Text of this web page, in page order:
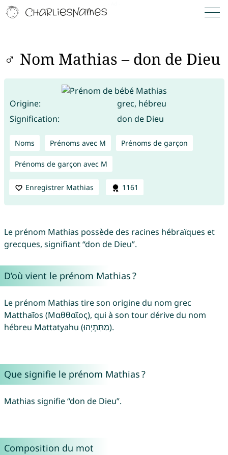
♂ Nom Mathias – don de Dieu
Origine:
grec, hébreu
Signification:
don de Dieu
Noms Prénoms avec M Prénoms de garçon
Prénoms de garçon avec M
Enregistrer Mathias 1161
Le prénom Mathias possède des racines hébraïques et
grecques, signifiant “don de Dieu”.
D’où vient le prénom Mathias ?
Le prénom Mathias tire son origine du nom grec
Matthaĩos (Μαθθαῖος), qui à son tour dérive du nom
hébreu Mattatyahu (מַתִּתְיָהוּ).
Que signifie le prénom Mathias ?
Mathias signifie “don de Dieu”.
Composition du mot